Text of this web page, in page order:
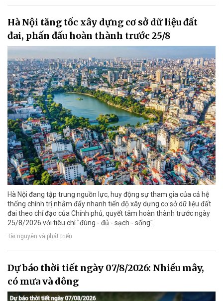
Hà Nội tăng tốc xây dựng cơ sở dữ liệu đất
đai, phấn đấu hoàn thành trước 25/8
Hà Nội đang tập trung nguồn lực, huy động sự tham gia của cả hệ
thống chính trị nhằm đẩy nhanh tiến độ xây dựng cơ sở dữ liệu đất
đai theo chỉ đạo của Chính phủ, quyết tâm hoàn thành trước ngày
25/8/2026 với tiêu chí "đúng - đủ - sạch - sống".
Tài nguyên và phát triển
Dự báo thời tiết ngày 07/8/2026: Nhiều mây,
có mưa và dông